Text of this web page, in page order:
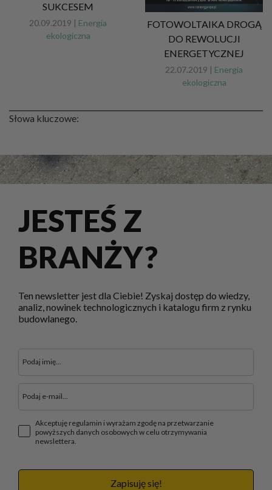
SUKCESEM
20.09.2019 | Energia
ekologiczna
FOTOWOLTAIKA DROGĄ
DO REWOLUCJI
ENERGETYCZNEJ
22.07.2019 | Energia
ekologiczna
Słowa kluczowe:
JESTEŚ Z
BRANŻY?
Ten newsletter jest dla Ciebie! Zyskaj dostęp do wiedzy,
analiz, nowinek technologicznych i katalogu firm z rynku
budowlanego.
Akceptuję regulamin i wyrażam zgodę na przetwarzanie
powyższych danych osobowych w celu otrzymywania
newslettera.
Zapisuję się!